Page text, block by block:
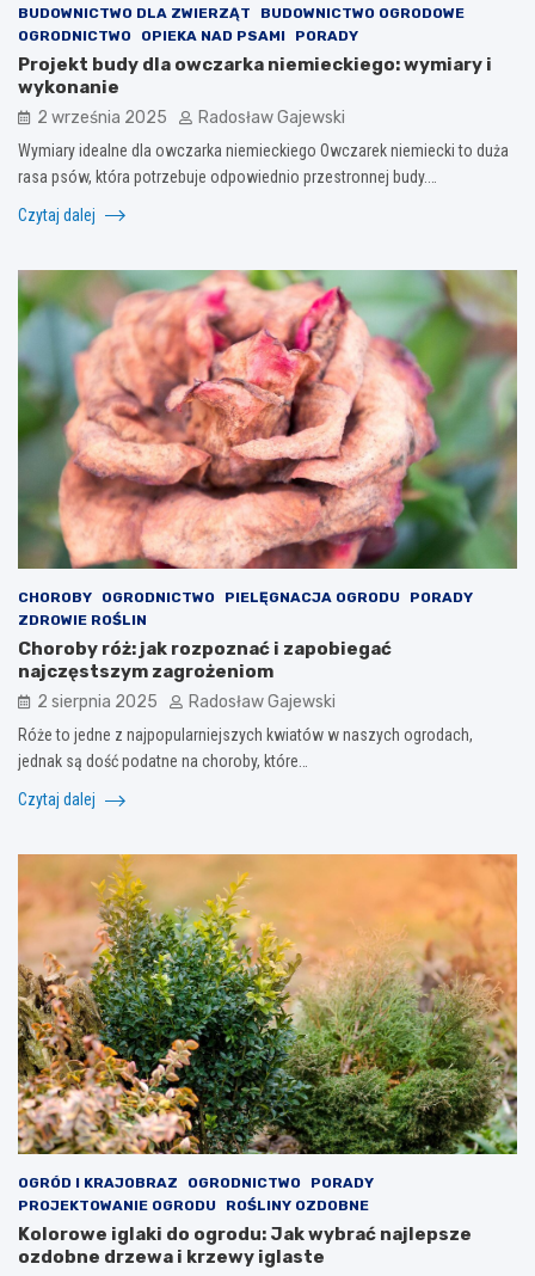
BUDOWNICTWO DLA ZWIERZĄT
BUDOWNICTWO OGRODOWE
OGRODNICTWO
OPIEKA NAD PSAMI PORADY
Projekt budy dla owczarka niemieckiego: wymiary i
wykonanie
2 września 2025 Radosław Gajewski
Wymiary idealne dla owczarka niemieckiego Owczarek niemiecki to duża
rasa psów, która potrzebuje odpowiednio przestronnej budy.…
Czytaj dalej
CHOROBY OGRODNICTWO PIELĘGNACJA OGRODU
PORADY
ZDROWIE ROŚLIN
Choroby róż: jak rozpoznać i zapobiegać
najczęstszym zagrożeniom
2 sierpnia 2025 Radosław Gajewski
Róże to jedne z najpopularniejszych kwiatów w naszych ogrodach,
jednak są dość podatne na choroby, które…
Czytaj dalej
OGRÓD I KRAJOBRAZ OGRODNICTWO
PORADY
PROJEKTOWANIE OGRODU
ROŚLINY OZDOBNE
Kolorowe iglaki do ogrodu: Jak wybrać najlepsze
ozdobne drzewa i krzewy iglaste